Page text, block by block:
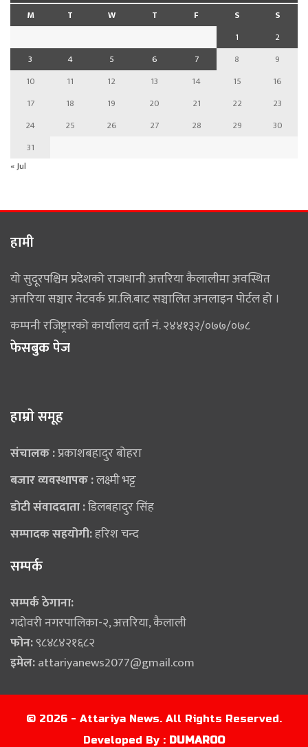
M T W T F S
S
1
2
3
4 5 6 7 8
9
10
11 12 13 14 15
16
17
18 19 20 21 22
23
24
25 26 27 28 29
30
31
« Jul
हामी
यो सुदूरपश्चिम प्रदेशको राजधानी अत्तरिया कैलालीमा अवस्थित
अत्तरिया सञ्चार नेटवर्क प्रा.लि.बाट सञ्चालित अनलाइन पोर्टल हो ।
कम्पनी रजिष्ट्रारको कार्यालय दर्ता नं. २४४१३२/०७७/०७८
फेसबुक पेज
हाम्राे समूह
संचालक :प्रकाशबहादुर बोहरा
बजार व्यवस्थापक :लक्ष्मी भट्ट
डोटी संवाददाता :डिलबहादुर सिंह
सम्पादक सहयोगी:हरिश चन्द
सम्पर्क
सम्पर्क ठेगाना:
गदोवरी नगरपालिका-२, अत्तरिया, कैलाली
फोन:९८४८४२१६८२
इमेल:attariyanews2077@gmail.com
© 2026 - Attariya News. All Rights Reserved.
Developed By : DUMAROO